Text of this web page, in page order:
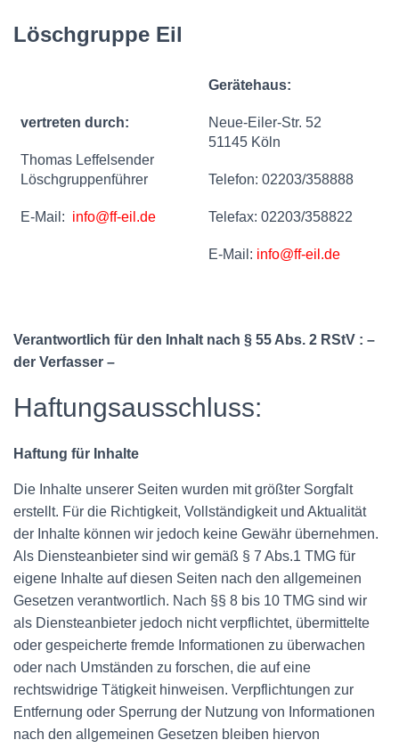
Löschgruppe Eil
vertreten durch:
Thomas Leffelsender
Löschgruppenführer
E-Mail: info@ff-eil.de
Gerätehaus:
Neue-Eiler-Str. 52
51145 Köln
Telefon: 02203/358888
Telefax: 02203/358822
E-Mail: info@ff-eil.de
Verantwortlich für den Inhalt nach § 55 Abs. 2 RStV : –
der Verfasser –
Haftungsausschluss:
Haftung für Inhalte
Die Inhalte unserer Seiten wurden mit größter Sorgfalt
erstellt. Für die Richtigkeit, Vollständigkeit und Aktualität
der Inhalte können wir jedoch keine Gewähr übernehmen.
Als Diensteanbieter sind wir gemäß § 7 Abs.1 TMG für
eigene Inhalte auf diesen Seiten nach den allgemeinen
Gesetzen verantwortlich. Nach §§ 8 bis 10 TMG sind wir
als Diensteanbieter jedoch nicht verpflichtet, übermittelte
oder gespeicherte fremde Informationen zu überwachen
oder nach Umständen zu forschen, die auf eine
rechtswidrige Tätigkeit hinweisen. Verpflichtungen zur
Entfernung oder Sperrung der Nutzung von Informationen
nach den allgemeinen Gesetzen bleiben hiervon